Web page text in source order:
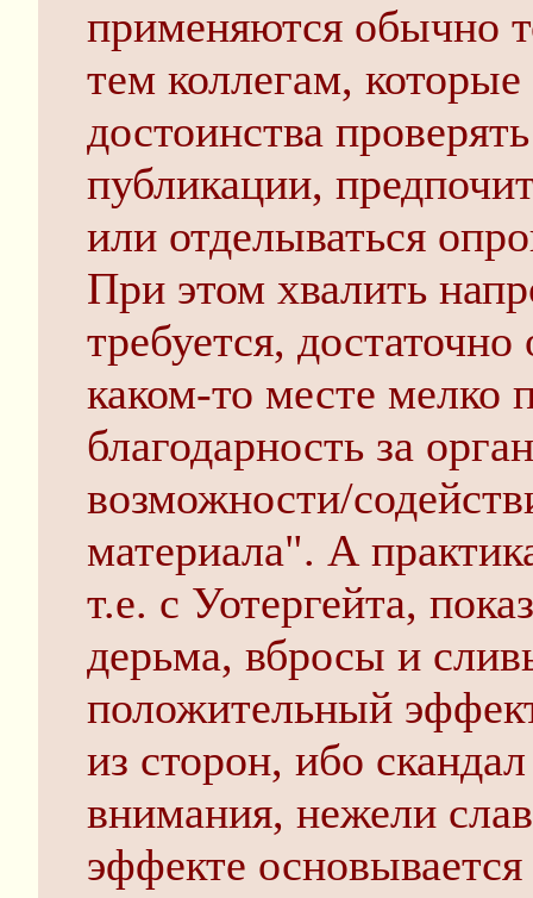
применяются обычно
тем коллегам,
достоинства
публикации,
или отделываться
При этом хвалить
требуется,
каком-то месте мелко
благодарность за
возможности/
материала". А
т.е. с Уотергейта,
дерьма, вбросы и
положительный
из сторон, ибо
внимания, нежели
эффекте